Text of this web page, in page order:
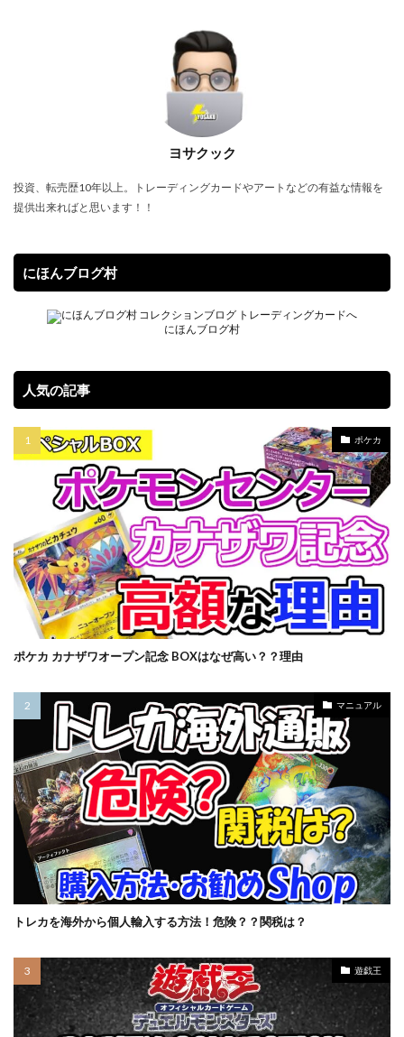
ヨサクック
投資、転売歴10年以上。トレーディングカードやアートなどの有益な情報を
提供出来ればと思います！！
にほんブログ村
にほんブログ村
人気の記事
ポケカ
ポケカ カナザワオープン記念 BOXはなぜ高い？？理由
マニュアル
トレカを海外から個人輸入する方法！危険？？関税は？
遊戯王
サイトウ
サイバーストーム アクセス
ザシアン
ザマゼンタ
シャイニートレジャーex
シークレットシャイニーボックス
ジャンボカードコレクション
スクラッチチャレンジ
ストリクスヘイヴン:魔法学院
スニーカー投資
スノーハザード
スペシャルデッキセット
スペースジャグラー
セイコー ゼニガメ
ダークウィング ブラスト
デュエルフィールド
デュエル・マスターズ
トリプレットビート
トレカ保管方法
トレカ売買
トレカ専用フリマサイト
トレカ投資
トレカ海外通販
トレーナーカードコレクション
ナイキ
ナンジャモ
ナンジャモセット
ハイクラスパック
ハイプビースト
バイオレットex
バトルオブカオス
バブル
バブル再来
バブル崩壊
バースト・オブ・デスティニー
パラダイムトリガー
パワプロ
パワーオブジエレメンツ
ヒスコレ
ヒストリー アーカイブ コレクション
ヒトカゲ
ビックリマン
ビッグタオル
ピカチュウ
ピカチュウ プロモ
ピカピカボックス2022
フィギュア
フォトンハイパーノヴァ
フュージョンアーツ
ブラックマジシャン
ブラックロータス
ブラック・マジシャン
ブラック・マジシャン スペシャルカード（ステンレス製）
ブラック・マジシャン・ガール
ブルシク
プリズマティックアートコレクション
プリズマティックシークレット
プリズマティックシークレットGETキャンペーン